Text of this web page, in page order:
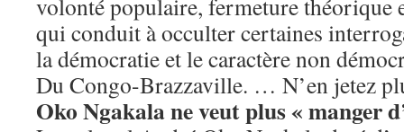
volonté populaire, fermeture théorique
qui conduit à occulter certaines
la démocratie et le caractère non
Du Congo-Brazzaville. … N’en jetez
Oko Ngakala ne veut plus « manger